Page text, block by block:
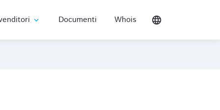
expand_more Documenti Whois language